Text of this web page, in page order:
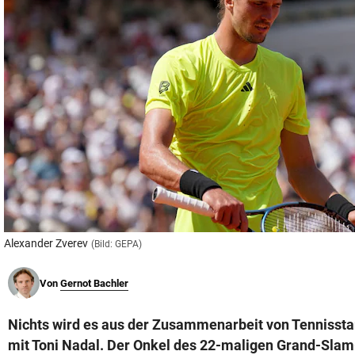
© Krone Multimedia GmbH & Co KG 2026
Muthgasse 2, 1190 Wien
Alexander Zverev (Bild: GEPA)
Von Gernot Bachler
Nichts wird es aus der Zusammenarbeit von
mit Toni Nadal. Der Onkel des 22-maligen Grand-